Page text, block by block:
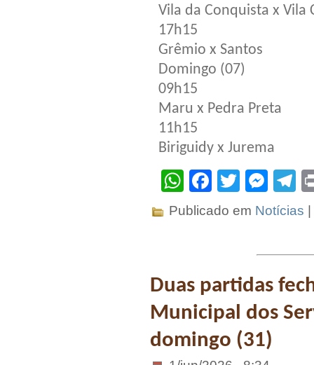
Vila da Conquista x Vila
17h15
Grêmio x Santos
Domingo (07)
09h15
Maru x Pedra Preta
11h15
Biriguidy x Jurema
WhatsApp
Facebook
Twitter
Publicado em Notícias |
Duas partidas
Municipal dos
domingo (31)